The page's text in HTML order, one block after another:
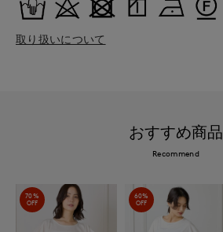
取り扱いについて
おすすめ商品
Recommend
70%
OFF
60%
OFF